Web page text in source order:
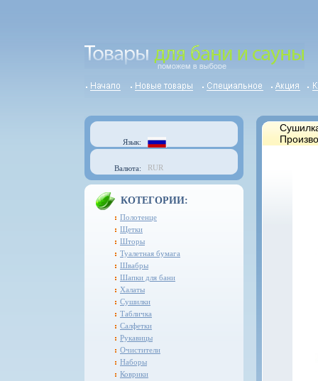
Язык:
Валюта: RUR
КОТЕГОРИИ:
Полотенце
Щетки
Шторы
Туалетная бумага
Швабры
Шапки для бани
Халаты
Сушилки
Табличка
Салфетки
Рукавицы
Очистители
Наборы
Коврики